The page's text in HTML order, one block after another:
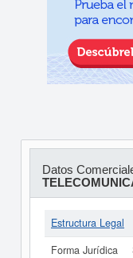
Datos
Estructura Legal
Forma Jurídica